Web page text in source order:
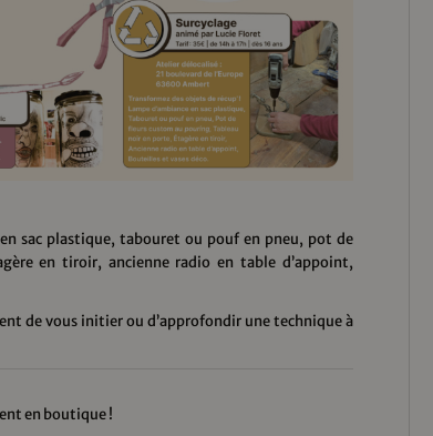
sac plastique, tabouret ou pouf en pneu, pot de
en tiroir, ancienne radio en table d’appoint,
de vous initier ou d’approfondir une technique à
en boutique !